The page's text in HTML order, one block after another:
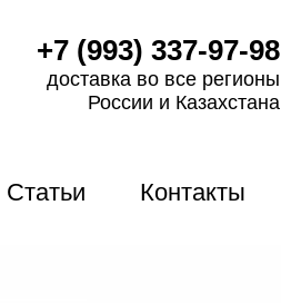
+7 (993) 337-97-98
доставка во все регионы
России и Казахстана
Статьи Контакты